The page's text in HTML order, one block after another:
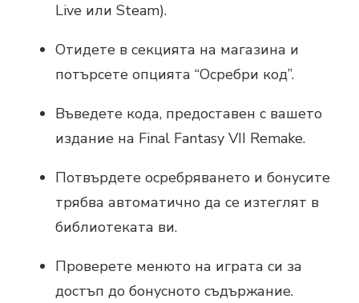
Live или Steam).
Отидете в секцията на магазина и
потърсете опцията “Осребри код”.
Въведете кода, предоставен с вашето
издание на Final Fantasy VII Remake.
Потвърдете осребряването и бонусите
трябва автоматично да се изтеглят в
библиотеката ви.
Проверете менюто на играта си за
достъп до бонусното съдържание.